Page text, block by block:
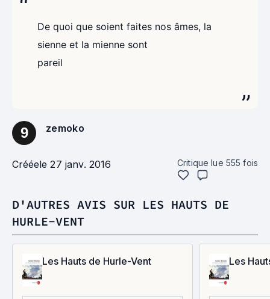
De quoi que soient faites nos âmes, la
sienne et la mienne sont
pareil
9 zemoko
Crééele 27 janv. 2016 Critique lue 555 fois
D'AUTRES AVIS SUR LES HAUTS DE
HURLE-VENT
Les Hauts de Hurle-Vent Les